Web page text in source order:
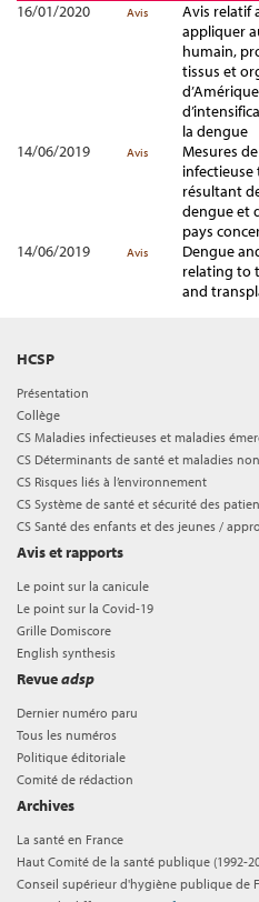
16/01/2020
Avis
Avis relatif
appliquer
humain,
tissus et
la dengue
14/06/2019
Avis
Mesures
infectieuse
résultant
dengue et
pays
14/06/2019
Avis
Dengue
relating to
and
HCSP
Présentation
Collège
CS Maladies infectieuses et maladies
CS Déterminants de santé et maladies
CS Risques liés à l’environnement
CS Système de santé et sécurité des
CS Santé des enfants et des jeunes /
Avis et rapports
Le point sur la canicule
Le point sur la Covid-19
Grille Domiscore
English synthesis
Revueadsp
Dernier numéro paru
Tous les numéros
Politique éditoriale
Comité de rédaction
Archives
La santé en France
Haut Comité de la santé publique (1992-
Conseil supérieur d'hygiène publique de